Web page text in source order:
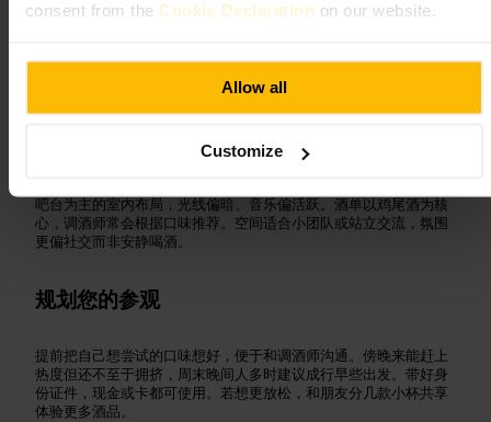
consent from the Cookie Declaration on our website.
Allow all
Customize
适合
吧台为主的室内布局，光线偏暗、音乐偏活跃。酒单以鸡尾酒为核
心，调酒师常会根据口味推荐。空间适合小团队或站立交流，氛围
更偏社交而非安静喝酒。
规划您的参观
提前把自己想尝试的口味想好，便于和调酒师沟通。傍晚来能赶上
热度但还不至于拥挤，周末晚间人多时建议成行早些出发。带好身
份证件，现金或卡都可使用。若想更放松，和朋友分几款小杯共享
体验更多酒品。